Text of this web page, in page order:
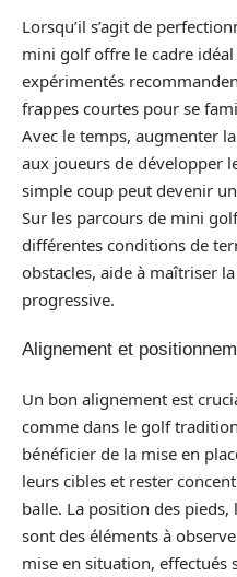
Lorsqu’il s’agit de
mini golf offre le cadre
expérimentés
frappes courtes pour se
Avec le temps, augmenter
aux joueurs de développer
simple coup peut devenir
Sur les parcours de mini
différentes conditions de
obstacles, aide à maîtriser
progressive.
Alignement et
Un bon alignement est
comme dans le golf
bénéficier de la mise en
leurs cibles et rester
balle. La position des
sont des éléments à
mise en situation,